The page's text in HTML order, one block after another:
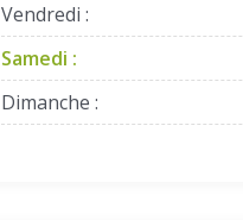
Vendredi :
Samedi :
Dimanche :